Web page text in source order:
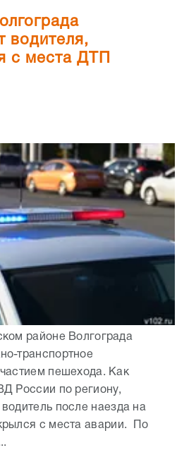
водителя,
с места ДТП
районе Волгограда
транспортное
пешехода. Как
России по региону,
после наезда на
с места аварии. По